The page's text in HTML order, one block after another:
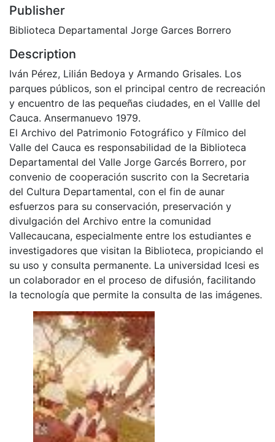
Publisher
Biblioteca Departamental Jorge Garces Borrero
Description
Iván Pérez, Lilián Bedoya y Armando Grisales. Los
parques públicos, son el principal centro de recreación
y encuentro de las pequeñas ciudades, en el Vallle del
Cauca. Ansermanuevo 1979.
El Archivo del Patrimonio Fotográfico y Fílmico del
Valle del Cauca es responsabilidad de la Biblioteca
Departamental del Valle Jorge Garcés Borrero, por
convenio de cooperación suscrito con la Secretaria
del Cultura Departamental, con el fin de aunar
esfuerzos para su conservación, preservación y
divulgación del Archivo entre la comunidad
Vallecaucana, especialmente entre los estudiantes e
investigadores que visitan la Biblioteca, propiciando el
su uso y consulta permanente. La universidad Icesi es
un colaborador en el proceso de difusión, facilitando
la tecnología que permite la consulta de las imágenes.